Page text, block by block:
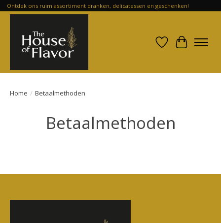
Ontdek ons ruim assortiment dranken, delicatessen en geschenken!
Verlanglijst
Home / Betaalmethoden
Betaalmethoden